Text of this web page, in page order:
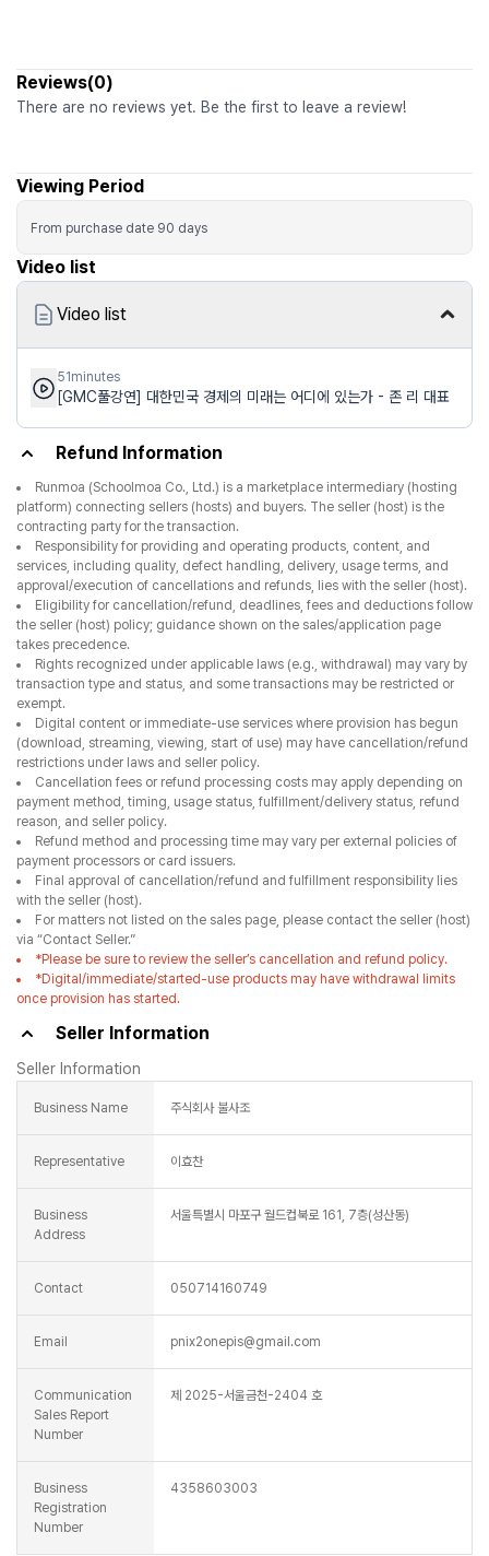
Viewing Period
From purchase date 90 days
Video list
Video list
51minutes
[GMC풀강연] 대한민국 경제의 미래는 어디에 있는가 - 존 리 대표
Reviews(0)
There are no reviews yet. Be the first to leave a review!
Refund Information
Runmoa (Schoolmoa Co., Ltd.) is a marketplace intermediary (hosting
platform) connecting sellers (hosts) and buyers. The seller (host) is the
contracting party for the transaction.
Responsibility for providing and operating products, content, and
services, including quality, defect handling, delivery, usage terms, and
approval/execution of cancellations and refunds, lies with the seller (host).
Eligibility for cancellation/refund, deadlines, fees and deductions follow
the seller (host) policy; guidance shown on the sales/application page
takes precedence.
Rights recognized under applicable laws (e.g., withdrawal) may vary by
transaction type and status, and some transactions may be restricted or
exempt.
Digital content or immediate-use services where provision has begun
(download, streaming, viewing, start of use) may have cancellation/refund
restrictions under laws and seller policy.
Cancellation fees or refund processing costs may apply depending on
payment method, timing, usage status, fulfillment/delivery status, refund
reason, and seller policy.
Refund method and processing time may vary per external policies of
payment processors or card issuers.
Final approval of cancellation/refund and fulfillment responsibility lies
with the seller (host).
For matters not listed on the sales page, please contact the seller (host)
via “Contact Seller.”
*Please be sure to review the seller’s cancellation and refund policy.
*Digital/immediate/started-use products may have withdrawal limits
once provision has started.
Seller Information
Seller Information
Business Name 주식회사 불사조
Representative 이효찬
Business
Address
서울특별시 마포구 월드컵북로 161, 7층(성산동)
Contact 050714160749
Email pnix2onepis@gmail.com
Communication
Sales Report
Number
제 2025-서울금천-2404 호
Business
Registration
Number
4358603003